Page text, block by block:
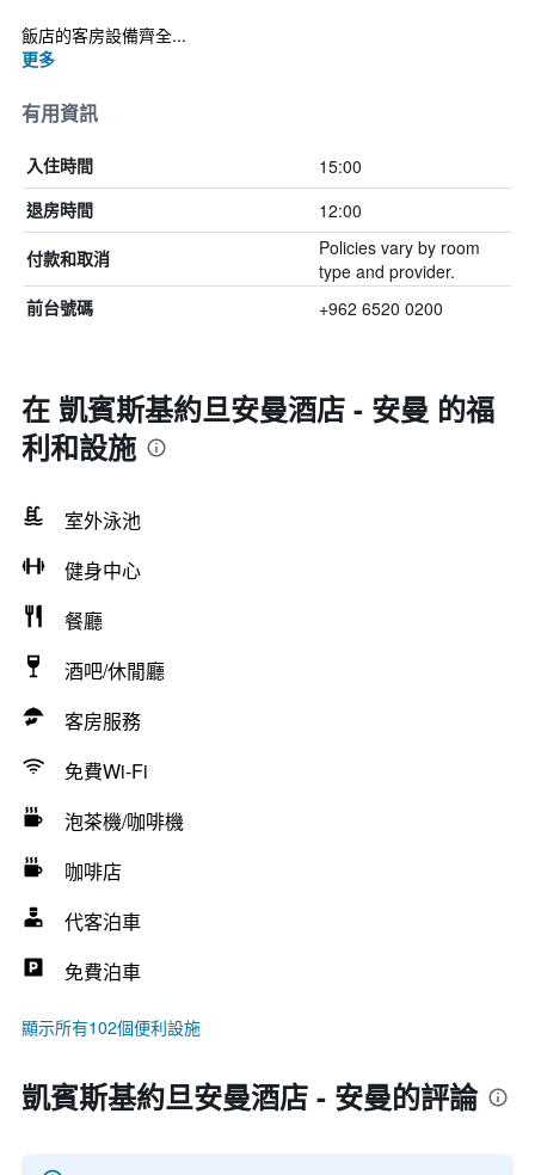
飯店的客房設備齊全...
更多
有用資訊
入住時間 15:00
退房時間 12:00
付款和取消
Policies vary by room
type and provider.
前台號碼 +962 6520 0200
在 凱賓斯基約旦安曼酒店 - 安曼 的福
利和設施
室外泳池
健身中心
餐廳
酒吧/休閒廳
客房服務
免費Wi-Fi
泡茶機/咖啡機
咖啡店
代客泊車
免費泊車
顯示所有102個便利設施
凱賓斯基約旦安曼酒店 - 安曼的評論